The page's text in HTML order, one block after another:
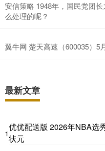
安信策略 1948年，国民党团
么处理的呢？
翼牛网 楚天高速（600035）5
最新文章
1
优优配送版 2026年NBA选
状元